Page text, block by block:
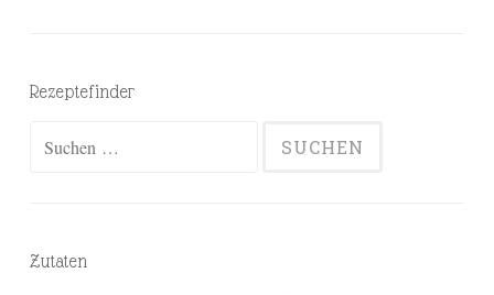
Rezeptefinder
Zutaten